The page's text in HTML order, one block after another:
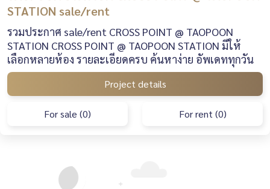
STATION sale/rent
รวมประกาศ sale/rent CROSS POINT @ TAOPOON
STATION CROSS POINT @ TAOPOON STATION มีให้
เลือกหลายห้อง รายละเอียดครบ ค้นหาง่าย อัพเดททุกวัน
Project details
For sale (0) For rent (0)